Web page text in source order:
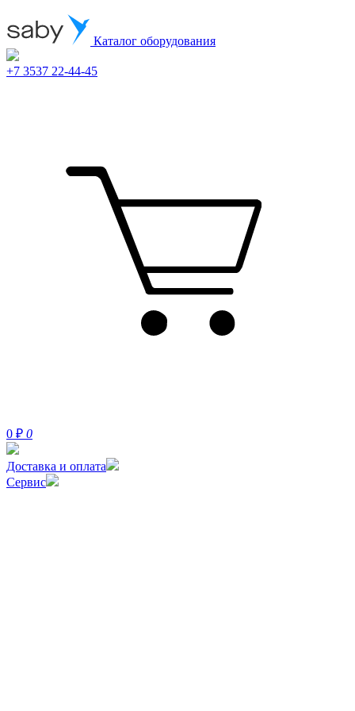
Каталог оборудования
+7 3537 22-44-45
0 ₽ 0
Доставка и оплата
Сервис